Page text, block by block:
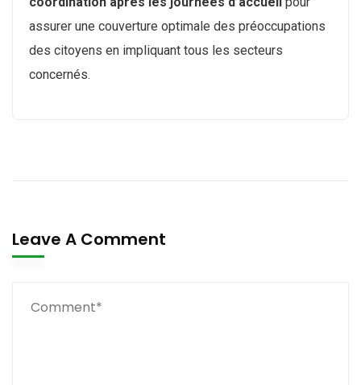
assurer une couverture optimale des préoccupations
des citoyens en impliquant tous les secteurs
concernés.
Leave A Comment